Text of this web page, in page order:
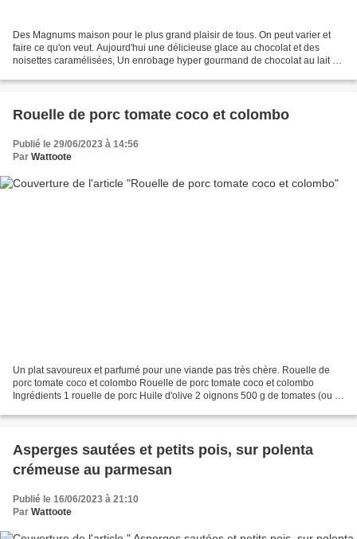
Des Magnums maison pour le plus grand plaisir de tous. On peut varier et
faire ce qu'on veut. Aujourd'hui une délicieuse glace au chocolat et des
noisettes caramélisées, Un enrobage hyper gourmand de chocolat au lait et
Rouelle de porc tomate coco et colombo
Publié le 29/06/2023 à 14:56
Par Wattoote
Un plat savoureux et parfumé pour une viande pas très chère. Rouelle de
porc tomate coco et colombo Rouelle de porc tomate coco et colombo
Ingrédients 1 rouelle de porc Huile d'olive 2 oignons 500 g de tomates (ou 1
Asperges sautées et petits pois, sur polenta
crémeuse au parmesan
Publié le 16/06/2023 à 21:10
Par Wattoote